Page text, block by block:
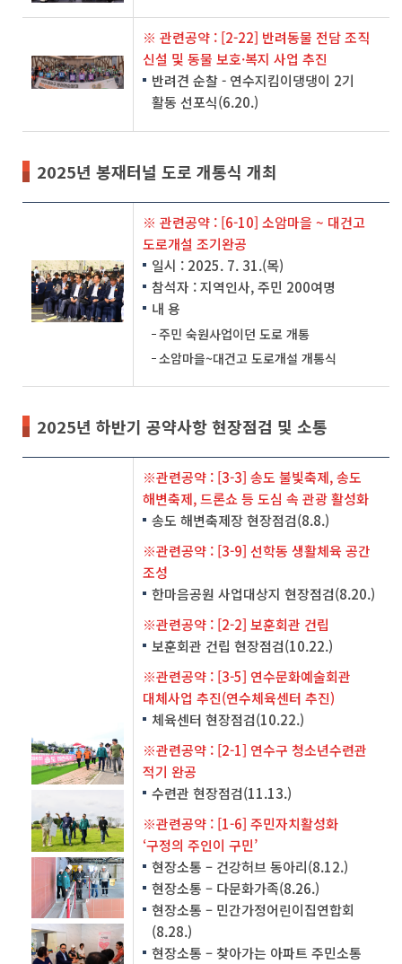
※ 관련공약 : [2-22] 반려동물 전담 조직
신설 및 동물 보호·복지 사업 추진
반려견 순찰 - 연수지킴이댕댕이 2기
활동 선포식(6.20.)
2025년 봉재터널 도로 개통식 개최
※ 관련공약 : [6-10] 소암마을 ~ 대건고
도로개설 조기완공
일시 : 2025. 7. 31.(목)
참석자 : 지역인사, 주민 200여명
내 용
주민 숙원사업이던 도로 개통
소암마을~대건고 도로개설 개통식
2025년 하반기 공약사항 현장점검 및 소통
※관련공약 : [3-3] 송도 불빛축제, 송도
해변축제, 드론쇼 등 도심 속 관광 활성화
송도 해변축제장 현장점검(8.8.)
※관련공약 : [3-9] 선학동 생활체육 공간
조성
한마음공원 사업대상지 현장점검(8.20.)
※관련공약 : [2-2] 보훈회관 건립
보훈회관 건립 현장점검(10.22.)
※관련공약 : [3-5] 연수문화예술회관
대체사업 추진(연수체육센터 추진)
체육센터 현장점검(10.22.)
※관련공약 : [2-1] 연수구 청소년수련관
적기 완공
수련관 현장점검(11.13.)
※관련공약 : [1-6] 주민자치활성화
‘구정의 주인이 구민’
현장소통 – 건강허브 동아리(8.12.)
현장소통 – 다문화가족(8.26.)
현장소통 – 민간가정어린이집연합회
(8.28.)
현장소통 – 찾아가는 아파트 주민소통